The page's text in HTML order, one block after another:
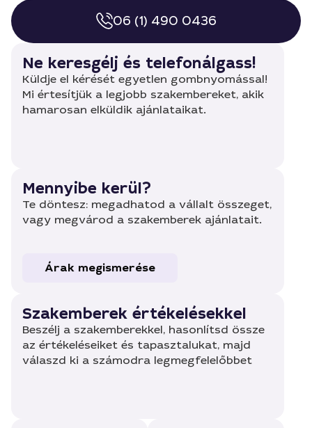
06 (1) 490 0436
Ne keresgélj és telefonálgass!
Küldje el kérését egyetlen gombnyomással!
Mi értesítjük a legjobb szakembereket, akik
hamarosan elküldik ajánlataikat.
Mennyibe kerül?
Te döntesz: megadhatod a vállalt összeget,
vagy megvárod a szakemberek ajánlatait.
Árak megismerése
Szakemberek értékelésekkel
Beszélj a szakemberekkel, hasonlítsd össze
az értékeléseiket és tapasztalukat, majd
válaszd ki a számodra legmegfelelőbbet